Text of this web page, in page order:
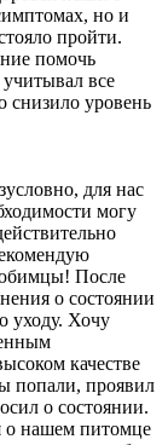
но и
пройти.
помочь
все
снизило уровень
для нас
могу
После
о состоянии
уходу. Хочу
качестве
попали, проявил
о состоянии.
о нашем питомце